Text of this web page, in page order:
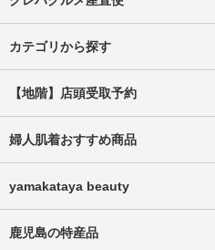
カテゴリから探す
【地階】店頭受取予約
婦人肌着おすすめ商品
yamakataya beauty
鹿児島の特産品